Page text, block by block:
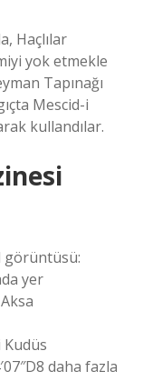
Haçlılar
yok etmekle
Tapınağı
Mescid-i
kullandılar.
görüntüsü:
yer
daha fazla